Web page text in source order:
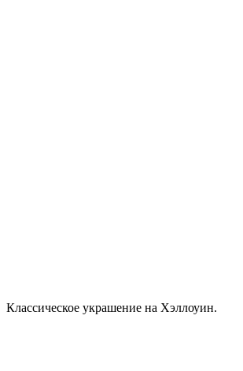
Классическое украшение на Хэллоуин.